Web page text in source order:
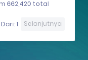
662,420 total
Dari: 1 Selanjutnya